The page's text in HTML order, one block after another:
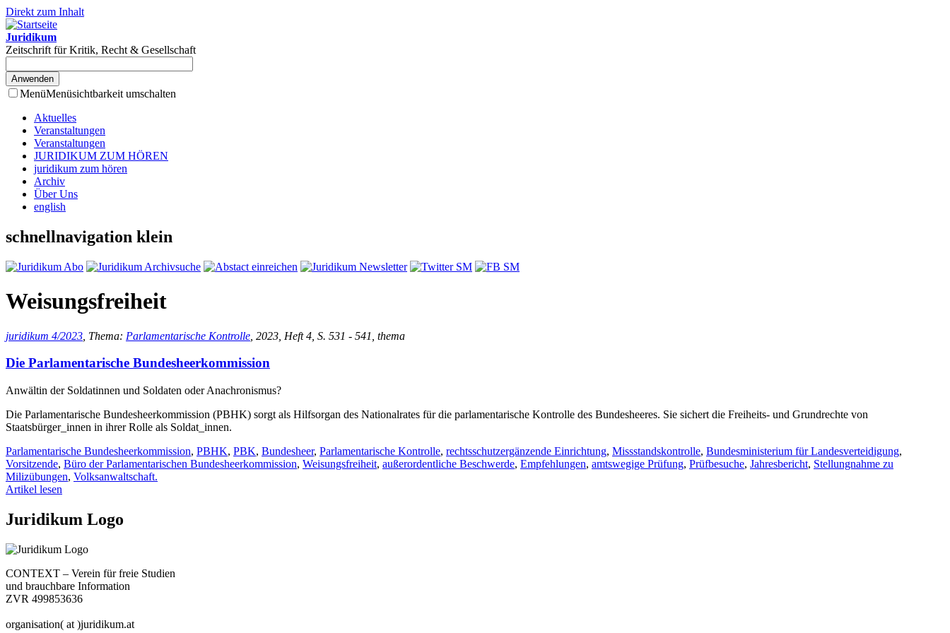
Direkt zum Inhalt
Juridikum
Zeitschrift für Kritik, Recht & Gesellschaft
MenüMenüsichtbarkeit umschalten
Aktuelles
Veranstaltungen
Veranstaltungen
JURIDIKUM ZUM HÖREN
juridikum zum hören
Archiv
Über Uns
english
schnellnavigation klein
Weisungsfreiheit
juridikum 4/2023 , Thema: Parlamentarische Kontrolle , 2023, Heft 4, S. 531 - 541, thema
Die Parlamentarische Bundesheerkommission
Anwältin der Soldatinnen und Soldaten oder Anachronismus?
Die Parlamentarische Bundesheerkommission (PBHK) sorgt als Hilfsorgan des Nationalrates für die parlamentarische Kontrolle des Bundesheeres. Sie sichert die Freiheits- und Grundrechte von
Staatsbürger_innen in ihrer Rolle als Soldat_innen.
Parlamentarische Bundesheerkommission, PBHK, PBK, Bundesheer, Parlamentarische Kontrolle, rechtsschutzergänzende Einrichtung, Missstandskontrolle, Bundesministerium für Landesverteidigung,
Vorsitzende, Büro der Parlamentarischen Bundesheerkommission, Weisungsfreiheit, außerordentliche Beschwerde, Empfehlungen, amtswegige Prüfung, Prüfbesuche, Jahresbericht, Stellungnahme zu
Milizübungen, Volksanwaltschaft.
Artikel lesen
Juridikum Logo
CONTEXT – Verein für freie Studien
und brauchbare Information
ZVR 499853636
organisation( at )juridikum.at